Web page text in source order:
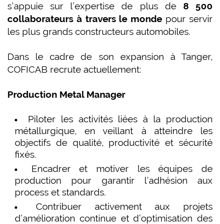
s’appuie sur l’expertise de plus de 8 500
collaborateurs à travers le monde pour servir
les plus grands constructeurs automobiles.
Dans le cadre de son expansion à Tanger,
COFICAB recrute actuellement:
Production Metal Manager
Piloter les activités liées à la production
métallurgique, en veillant à atteindre les
objectifs de qualité, productivité et sécurité
fixés.
Encadrer et motiver les équipes de
production pour garantir l’adhésion aux
process et standards.
Contribuer activement aux projets
d’amélioration continue et d’optimisation des